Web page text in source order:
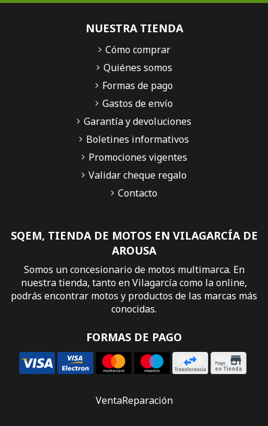
SQEM, TIENDA DE MOTOS EN VILAGARCÍA DE
AROUSA
Somos un concesionario de motos multimarca. En
nuestra tienda, tanto en Vilagarcía como la online,
podrás encontrar motos y productos de las marcas más
conocidas.
FORMAS DE PAGO
NUESTRA TIENDA
Cómo comprar
Quiénes somos
Formas de pago
Gastos de envío
Garantía y devoluciones
Boletines informativos
Promociones vigentes
Validar cheque regalo
Contacto
VentaReparación